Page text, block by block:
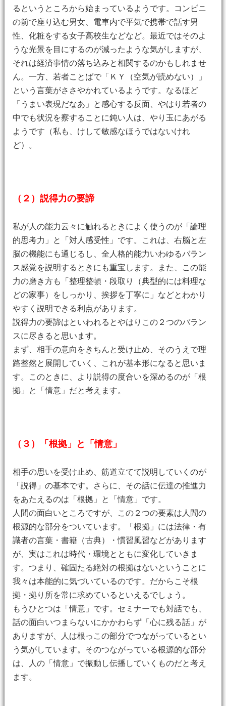
るというところから始まっているようです。コンビニ
の前で座り込む男女、電車内で平気で携帯で話す男
性、化粧をする女子高校生などなど。最近ではそのよ
うな光景を目にするのが減ったような気がしますが、
それは経済事情の落ち込みと相関するのかもしれませ
ん。一方、若者ことばで「ＫＹ（空気が読めない）」
という言葉がささやかれているようです。なるほど
「うまい表現だなあ」と感心する反面、やはり若者の
中でも状況を察することに鈍い人は、やり玉にあがる
ようです（私も、けして敏感なほうではないけれ
ど）。
（２）説得力の要諦
私が人の能力云々に触れるときによく使うのが「論理
的思考力」と「対人感受性」です。これは、右脳と左
脳の機能にも通じるし、全人格的能力いわゆるバラン
ス感覚を説明するときにも重宝します。また、この能
力の磨き方も「整理整頓・段取り（典型的には料理な
どの家事）をしっかり、挨拶を丁寧に」などとわかり
やすく説明できる利点があります。
説得力の要諦はといわれるとやはりこの２つのバラン
スに尽きると思います。
まず、相手の意向をきちんと受け止め、そのうえで理
路整然と展開していく、これが基本形になると思いま
す。このときに、より説得の度合いを深めるのが「根
拠」と「情意」だと考えます。
（３）「根拠」と「情意」
相手の思いを受け止め、筋道立てて説明していくのが
「説得」の基本です。さらに、その話に伝達の推進力
をあたえるのは「根拠」と「情意」です。
人間の面白いところですが、この２つの要素は人間の
根源的な部分をついています。「根拠」には法律・有
識者の言葉・書籍（古典）・慣習風習などがあります
が、実はこれは時代・環境とともに変化していきま
す。つまり、確固たる絶対の根拠はないということに
我々は本能的に気づいているのです。だからこそ根
拠・拠り所を常に求めているといえるでしょう。
もうひとつは「情意」です。セミナーでも対話でも、
話の面白いつまらないにかかわらず「心に残る話」が
ありますが、人は根っこの部分でつながっているとい
う気がしています。そのつながっている根源的な部分
は、人の「情意」で振動し伝播していくものだと考え
ます。